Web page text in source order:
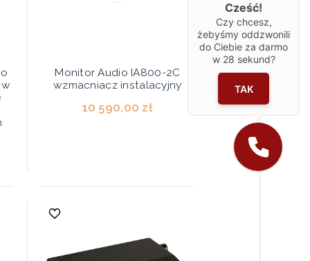
Monitor Audio IA800-2C
wzmacniacz instalacyjny
10 590,00 zł
Cześć!
Czy chcesz,
żebyśmy oddzwonili
do Ciebie za darmo
w 28 sekund?
TAK